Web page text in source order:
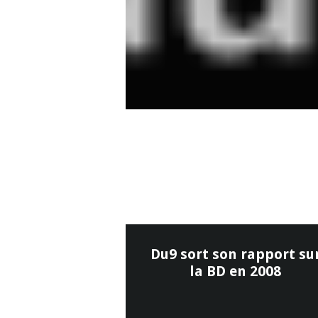
Du9 sort son rapport
la BD en 2008